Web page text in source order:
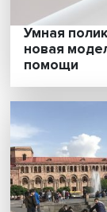
Лев
Россией